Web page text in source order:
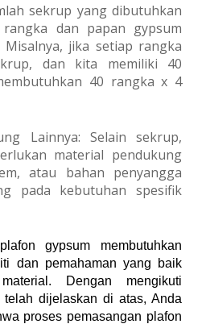
sekrup yang dibutuhkan
dan papan gypsum
jika setiap rangka
dan kita memiliki 40
40 rangka x 4
Lainnya: Selain sekrup,
material pendukung
atau bahan penyangga
pada kebutuhan spesifik
gypsum membutuhkan
dan pemahaman yang baik
Dengan mengikuti
telah dijelaskan di atas, Anda
proses pemasangan plafon